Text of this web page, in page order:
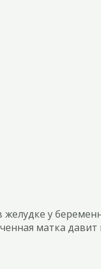
у
матка давит